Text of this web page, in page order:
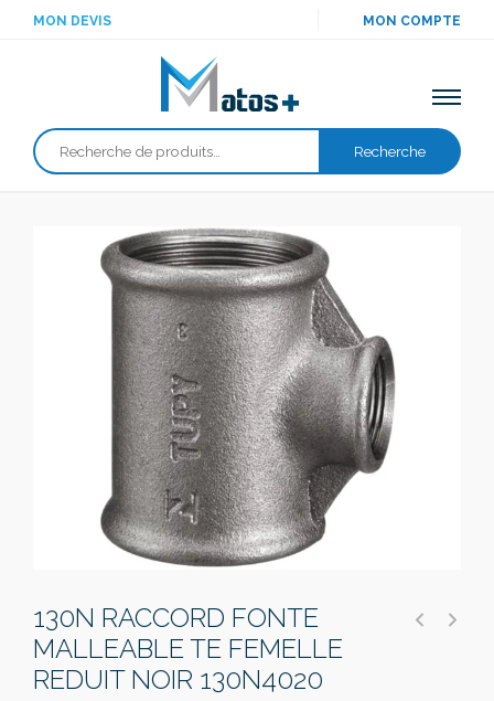
MON DEVIS MON COMPTE
Recherche
Recherche
130N RACCORD FONTE
MALLEABLE TE FEMELLE
REDUIT NOIR 130N4020